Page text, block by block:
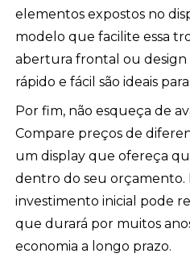
elementos expostos no
modelo que facilite essa
abertura frontal ou design
rápido e fácil são ideais
Por fim, não esqueça de
Compare preços de
um display que ofereça
dentro do seu orçamento.
investimento inicial pode
que durará por muitos
economia a longo prazo.